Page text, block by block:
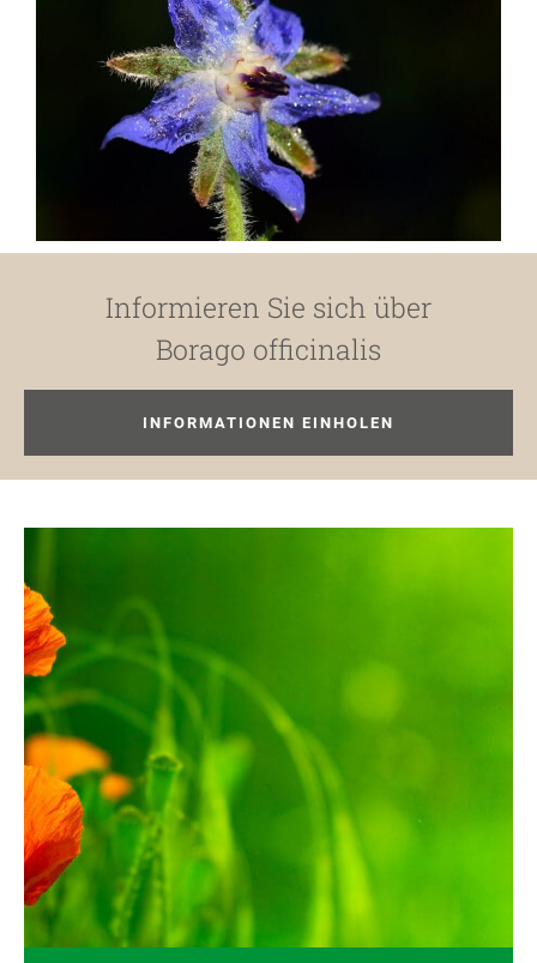
Informieren Sie sich über
Borago officinalis
INFORMATIONEN EINHOLEN